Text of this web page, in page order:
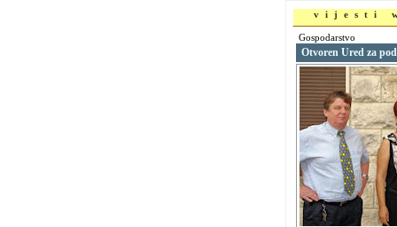
vijesti
Gospodarstvo
Otvoren Ured za